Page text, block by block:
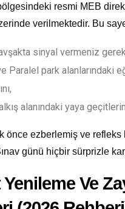
resmi MEB
verilmektedir. Bu
sinyal vermeniz
Paralel park alanlarındaki
alanındaki yaya
önce ezberlemiş ve
günü hiçbir sürprizle
Ve